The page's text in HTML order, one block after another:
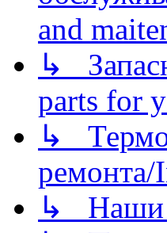
and
↳
parts for
↳
ремонта/
↳ Наши